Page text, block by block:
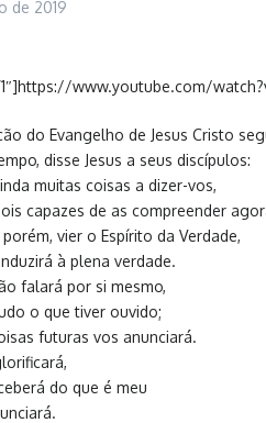
de 2019
www.youtube.com/
do Evangelho de Jesus Cristo
disse Jesus a seus discípulos:
muitas coisas a dizer-vos,
capazes de as compreender
porém, vier o Espírito da Verdade,
à plena verdade.
falará por si mesmo,
o que tiver ouvido;
futuras vos anunciará.
do que é meu